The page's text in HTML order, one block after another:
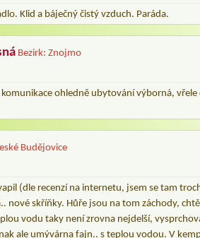
Klid a báječný čistý vzduch. Paráda.
Bezirk: Znojmo
ohledně ubytování výborná,
Budějovice
(dle recenzí na internetu, jsem se tam
nové skříňky. Hůře jsou na tom záchody,
vodu taky není zrovna nejdelší,
ale umývárna fajn.. s teplou vodou. V